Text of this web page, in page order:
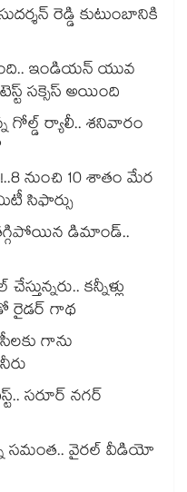
రెడ్డి కుటుంబానికి
ఇండియన్ యువ
సక్సెస్ అయింది
గోల్డ్ ర్యాలీ.. శనివారం
నుంచి 10 శాతం మేర
సిఫార్సు
తగ్గిపోయిన డిమాండ్..
కన్నీళ్లు
రైడర్ గాథ
గాను
సరూర్ నగర్
సమంత.. వైరల్ వీడియో